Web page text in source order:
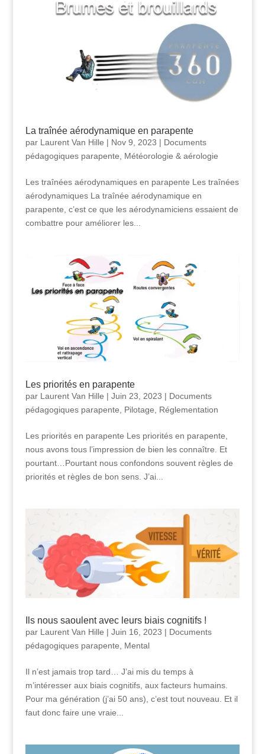
La traînée aérodynamique en parapente
par Laurent Van Hille | Nov 9, 2023 | Documents
pédagogiques parapente
Météorologie & aérologie
Les traînées aérodynamiques en parapente Les traînées
aérodynamiques La traînée aérodynamique en
parapente, c’est ce que les aérodynamiciens essaient de
combattre pour améliorer les...
Les priorités en parapente
par Laurent Van Hille | Juin 23, 2023 | Documents
pédagogiques parapente
Pilotage Réglementation
Les priorités en parapente Les priorités en parapente,
nous avons tous l’impression de bien les connaître. Et
pourtant…Pourtant nous confondons souvent règles de
priorités et règles de bon sens. J’ai...
Ils nous saoulent avec leurs biais cognitifs !
par Laurent Van Hille | Juin 16, 2023 | Documents
pédagogiques parapente
Mental
Il n’est jamais trop tard… J’ai mis du temps à
m’intéresser aux biais cognitifs, aux facteurs humains.
Pour ma génération (j’ai 50 ans), c’est tout nouveau. Et il
faut donc faire une vraie...